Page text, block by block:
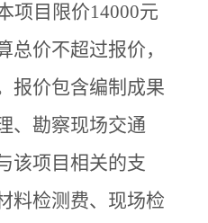
项目限价14000元
总价不超过报价，
报价包含编制成果
、勘察现场交通
该项目相关的支
料检测费、现场检